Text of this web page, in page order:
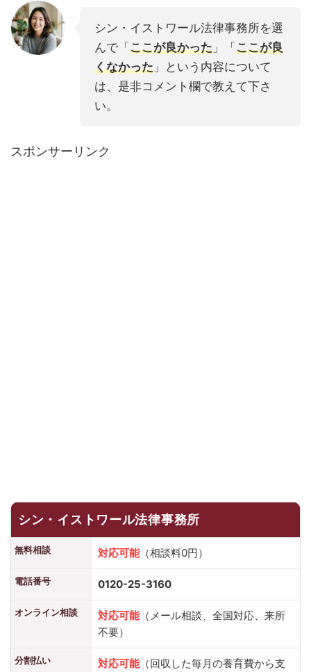
シン・イストワール法律事務所を選
んで「ここが良かった 」「ここが良
くなかった 」という内容について
は、是非コメント欄で教えて下さ
い。
スポンサーリンク
シン・イストワール法律事務所
無料相談 対応可能（相談料0円）
電話番号 0120-25-3160
オンライン相談 対応可能（メール相談、全国対応、来所
不要）
分割払い 対応可能（回収した毎月の養育費から支